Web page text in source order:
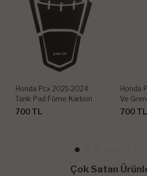
Honda Pcx 2021-2024
Tank Pad Füme Karbon
700 TL
Honda
Ve
Karbon
700 TL
Çok Satan